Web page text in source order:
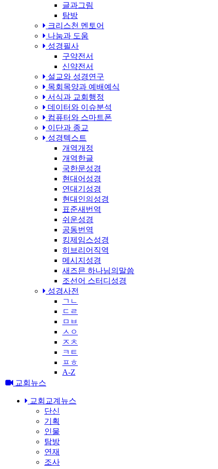
글과그림
탐방
크리스천 멘토어
나눔과 도움
성경필사
구약전서
신약전서
설교와 성경연구
목회목양과 예배예식
서식과 교회행정
데이터와 이슈분석
컴퓨터와 스마트폰
이단과 종교
성경텍스트
개역개정
개역한글
국한문성경
현대어성경
연대기성경
현대인의성경
표준새번역
쉬운성경
공동번역
킹제임스성경
히브리어직역
메시지성경
새즈믄 하나님의말씀
조선어 스터디성경
성경사전
ㄱㄴ
ㄷㄹ
ㅁㅂ
ㅅㅇ
ㅈㅊ
ㅋㅌ
ㅍㅎ
A-Z
교회뉴스
교회교계뉴스
단신
기획
인물
탐방
연재
조사